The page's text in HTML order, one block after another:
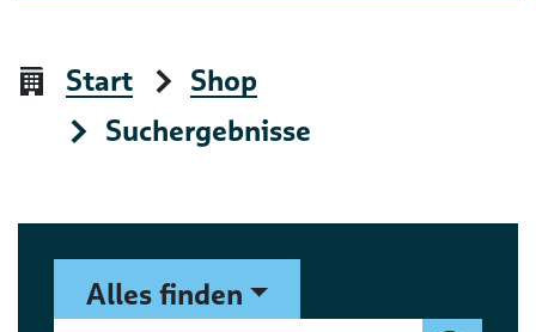
Start
Shop
Suchergebnisse
Suchformular
Alles finden
Suchbegriff